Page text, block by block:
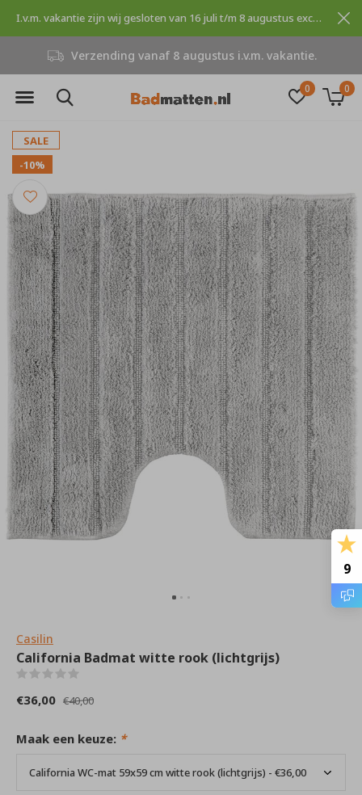
0 0
Verzending vanaf 8 augustus i.v.m. vakantie.
I.v.m. vakantie zijn wij gesloten van 16 juli t/m 8 augustus excuses voor dit ongemak.
SALE
-10%
Casilin
California Badmat witte rook (lichtgrijs)
€36,00 €40,00
Maak een keuze: *
9